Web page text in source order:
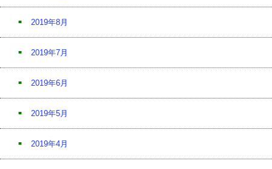
2019年8月
2019年7月
2019年6月
2019年5月
2019年4月